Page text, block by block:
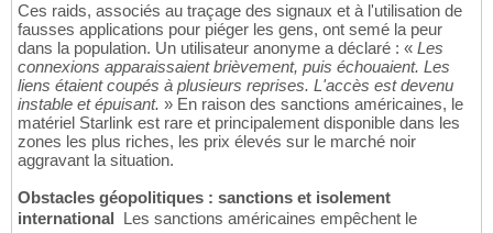
Ces raids, associés au traçage des signaux et à l'utilisation de
fausses applications pour piéger les gens, ont semé la peur
dans la population. Un utilisateur anonyme a déclaré : « Les
connexions apparaissaient brièvement, puis échouaient. Les
liens étaient coupés à plusieurs reprises. L'accès est devenu
instable et épuisant. » En raison des sanctions américaines, le
matériel Starlink est rare et principalement disponible dans les
zones les plus riches, les prix élevés sur le marché noir
aggravant la situation.
Obstacles géopolitiques : sanctions et isolement
international  Les sanctions américaines empêchent le